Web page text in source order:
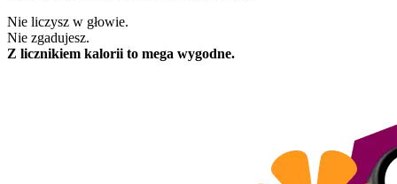
Nie liczysz w głowie.
Nie zgadujesz.
Z licznikiem kalorii to mega wygodne.